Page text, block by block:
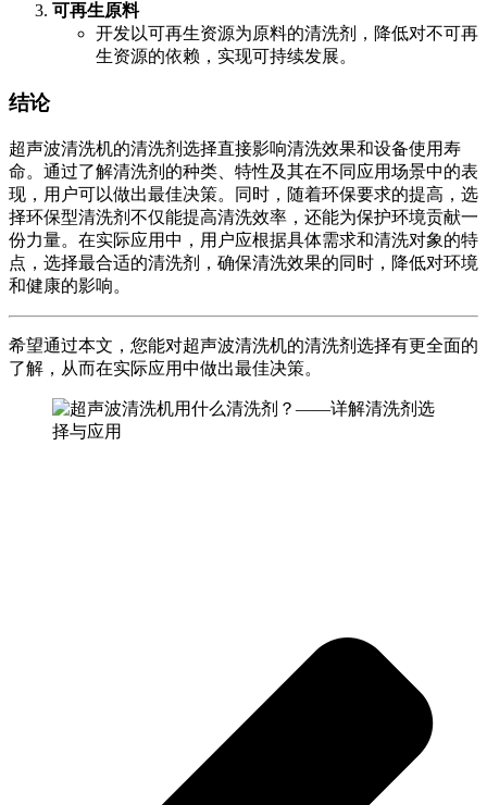
可再生原料
开发以可再生资源为原料的清洗剂，降低对不可再
生资源的依赖，实现可持续发展。
结论
超声波清洗机的清洗剂选择直接影响清洗效果和设备使用寿
命。通过了解清洗剂的种类、特性及其在不同应用场景中的表
现，用户可以做出最佳决策。同时，随着环保要求的提高，选
择环保型清洗剂不仅能提高清洗效率，还能为保护环境贡献一
份力量。在实际应用中，用户应根据具体需求和清洗对象的特
点，选择最合适的清洗剂，确保清洗效果的同时，降低对环境
和健康的影响。
希望通过本文，您能对超声波清洗机的清洗剂选择有更全面的
了解，从而在实际应用中做出最佳决策。